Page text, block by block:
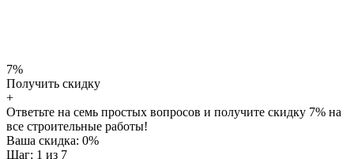
7%
Получить скидку
+
Ответьте на семь простых вопросов и получите скидку 7% на
все строительные работы!
Ваша скидка: 0%
Шаг: 1 из 7